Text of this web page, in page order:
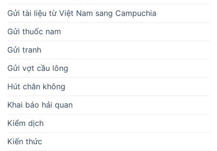
Gửi tài liệu từ Việt Nam sang Campuchia
Gửi thuốc nam
Gửi tranh
Gửi vợt cầu lông
Hút chân không
Khai báo hải quan
Kiểm dịch
Kiến thức